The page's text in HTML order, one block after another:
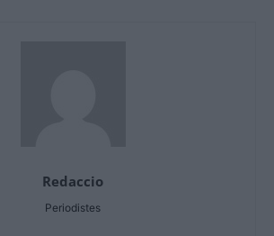
Redaccio
Periodistes